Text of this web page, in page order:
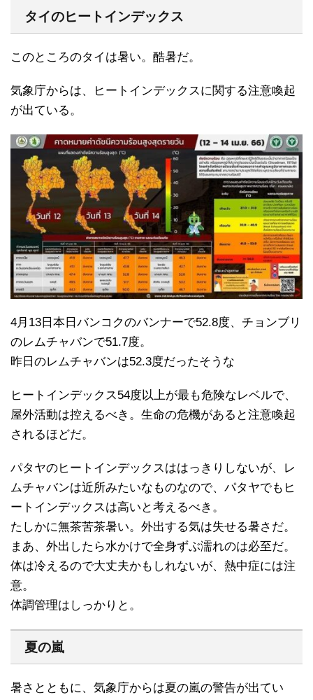
タイのヒートインデックス
このところのタイは暑い。酷暑だ。
気象庁からは、ヒートインデックスに関する注意喚起
が出ている。
4月13日本日バンコクのバンナーで52.8度、チョンブリ
のレムチャバンで51.7度。
昨日のレムチャバンは52.3度だったそうな
ヒートインデックス54度以上が最も危険なレベルで、
屋外活動は控えるべき。生命の危機があると注意喚起
されるほどだ。
パタヤのヒートインデックスははっきりしないが、レ
ムチャバンは近所みたいなものなので、パタヤでもヒ
ートインデックスは高いと考えるべき。
たしかに無茶苦茶暑い。外出する気は失せる暑さだ。
まあ、外出したら水かけで全身ずぶ濡れのは必至だ。
体は冷えるので大丈夫かもしれないが、熱中症には注
意。
体調管理はしっかりと。
夏の嵐
暑さとともに、気象庁からは夏の嵐の警告が出てい